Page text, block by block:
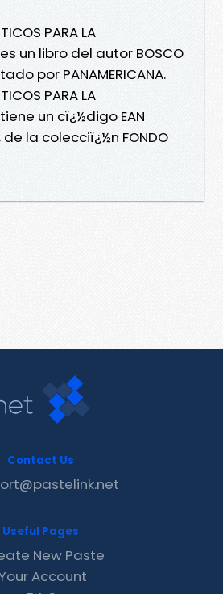
PARA LA
es un libro del autor BOSCO
por PANAMERICANA.
PARA LA
tiene un cï¿½digo EAN
de la colecciï¿½n FONDO
Contact Us
Useful Pages
New Paste
Account